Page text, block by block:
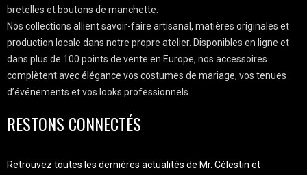
bretelles et boutons de manchette.
Nos collections allient savoir-faire artisanal, matières originales et
production locale dans notre propre atelier. Disponibles en ligne et
dans plus de 100 points de vente en Europe, nos accessoires
complètent avec élégance vos costumes de mariage, vos tenues
d’événements et vos looks professionnels.
RESTONS CONNECTÉS
Retrouvez toutes les dernières actualités de Mr. Célestin et